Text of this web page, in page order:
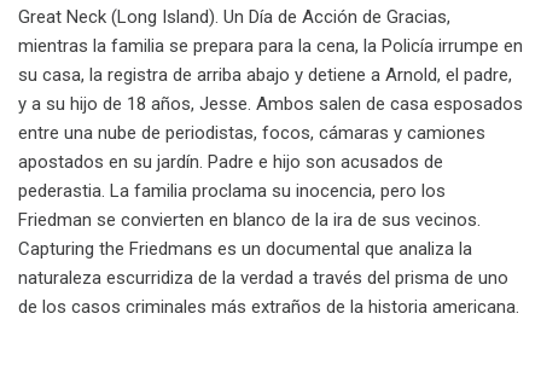
Great Neck (Long Island). Un Día de Acción de Gracias,
mientras la familia se prepara para la cena, la Policía irrumpe en
su casa, la registra de arriba abajo y detiene a Arnold, el padre,
y a su hijo de 18 años, Jesse. Ambos salen de casa esposados
entre una nube de periodistas, focos, cámaras y camiones
apostados en su jardín. Padre e hijo son acusados de
pederastia. La familia proclama su inocencia, pero los
Friedman se convierten en blanco de la ira de sus vecinos.
Capturing the Friedmans es un documental que analiza la
naturaleza escurridiza de la verdad a través del prisma de uno
de los casos criminales más extraños de la historia americana.